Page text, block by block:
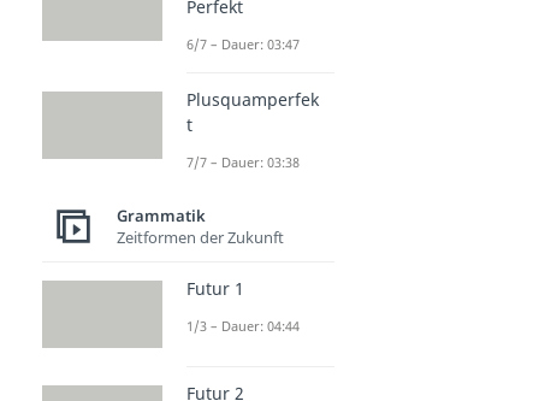
Perfekt
6/7 – Dauer: 03:47
Plusquamperfek
t
7/7 – Dauer: 03:38
Grammatik
Zeitformen der Zukunft
Futur 1
1/3 – Dauer: 04:44
Futur 2